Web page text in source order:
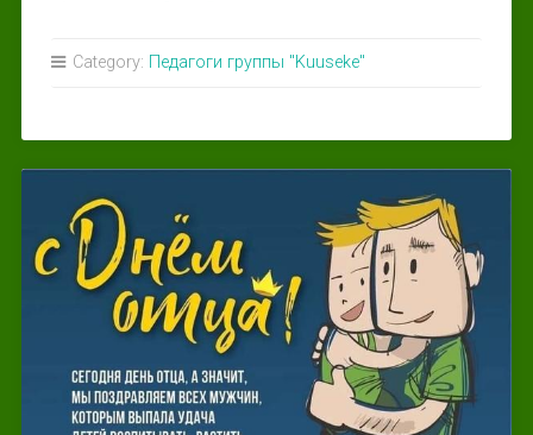
Category: Педагоги группы "Kuuseke"